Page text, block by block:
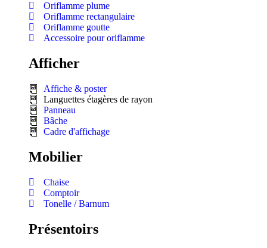
Oriflamme plume
Oriflamme rectangulaire
Oriflamme goutte
Accessoire pour oriflamme
Afficher
Affiche & poster
Languettes étagères de rayon
Panneau
Bâche
Cadre d'affichage
Mobilier
Chaise
Comptoir
Tonelle / Barnum
Présentoirs